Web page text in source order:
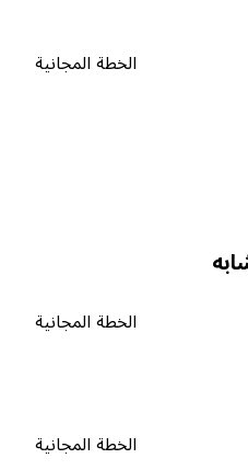
الخطة المجانية
الخطة المجانية
الخطة المجانية